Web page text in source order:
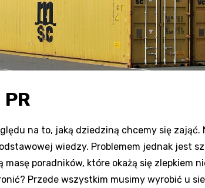
na to, jaką dziedziną chcemy się zająć.
wiedzy. Problemem jednak jest
poradników, które okażą się zlepkiem
Przede wszystkim musimy wyrobić u